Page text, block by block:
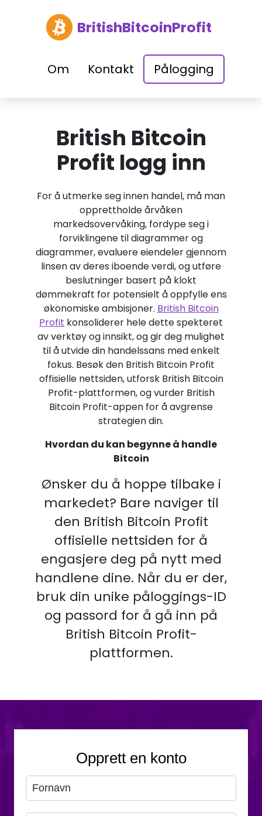
BritishBitcoinProfit
Om Kontakt Pålogging
British Bitcoin
Profit logg inn
For å utmerke seg innen handel, må man
opprettholde årvåken
markedsovervåking, fordype seg i
forviklingene til diagrammer og
diagrammer, evaluere eiendeler gjennom
linsen av deres iboende verdi, og utføre
beslutninger basert på klokt
dømmekraft for potensielt å oppfylle ens
økonomiske ambisjoner. British Bitcoin
Profit konsoliderer hele dette spekteret
av verktøy og innsikt, og gir deg mulighet
til å utvide din handelssans med enkelt
fokus. Besøk den British Bitcoin Profit
offisielle nettsiden, utforsk British Bitcoin
Profit-plattformen, og vurder British
Bitcoin Profit-appen for å avgrense
strategien din.
Hvordan du kan begynne å handle
Bitcoin
Ønsker du å hoppe tilbake i
markedet? Bare naviger til
den British Bitcoin Profit
offisielle nettsiden for å
engasjere deg på nytt med
handlene dine. Når du er der,
bruk din unike påloggings-ID
og passord for å gå inn på
British Bitcoin Profit-
plattformen.